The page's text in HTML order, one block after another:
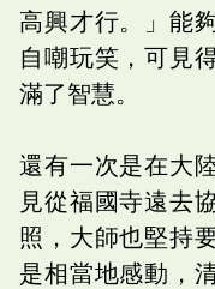
高興才行。」能
自嘲玩笑，可見
滿了智慧。
還有一次是在大
見從福國寺遠去
照，大師也堅持
是相當地感動，